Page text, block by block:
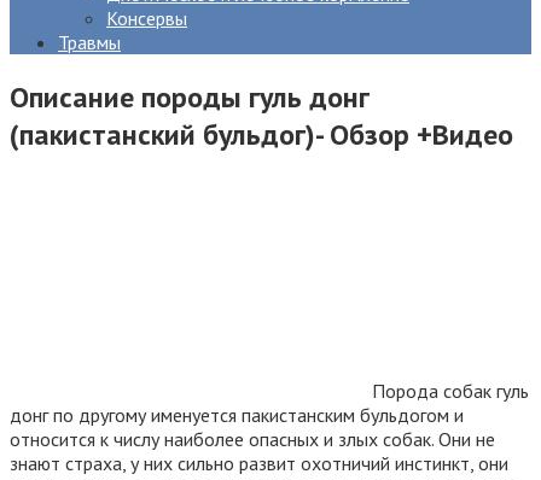
Консервы
Травмы
Описание породы гуль донг
(пакистанский бульдог)- Обзор +Видео
Порода собак гуль
донг по другому именуется пакистанским бульдогом и
относится к числу наиболее опасных и злых собак. Они не
знают страха, у них сильно развит охотничий инстинкт, они